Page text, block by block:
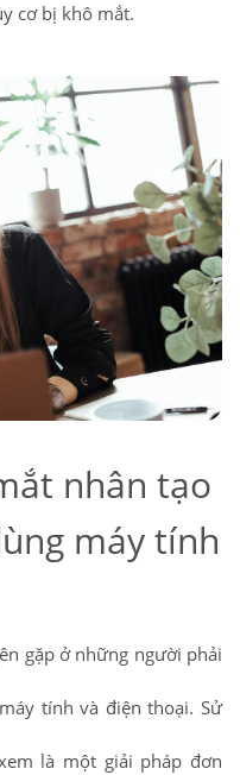
cơ bị khô mắt.
nhân tạo
máy tính
gặp ở những người phải
tính và điện thoại. Sử
là một giải pháp đơn